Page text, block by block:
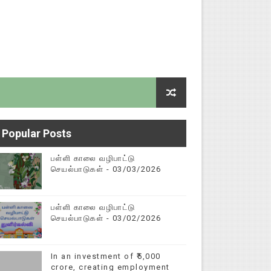
Popular Posts
பள்ளி காலை வழிபாட்டு
செயல்பாடுகள் - 03/03/2026
பள்ளி காலை வழிபாட்டு
செயல்பாடுகள் - 03/02/2026
In an investment of ₹5,000
crore, creating employment